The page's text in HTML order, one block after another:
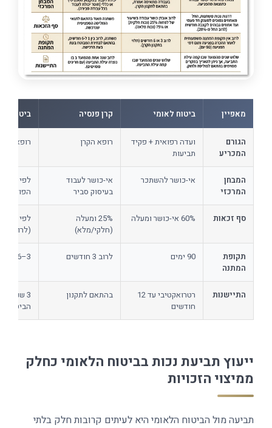
מאפיין ביטוח לאומי קרן פנסיה ביטוח
הגורם
המכריע
ועדה רפואית + פקיד
תביעות
רופא הקרן רופא
המבחן
המרכזי
אי-כושר להשתכר
אי-כושר לעבוד
בעיסוק סביר
לפי
הפוליסה
סף זכאות 60% אי-כושר ומעלה
25% ומעלה
(חלקי/מלא)
לפי
(לרוב 75%)
תקופת
המתנה
90 ימים לרוב 3 חודשים 3–6 חודשים
התיישנות
רטרואקטיבי עד 12
חודשים
בהתאם לתקנון
3 שנים
הביטוח
ייעוץ תביעת נכות בביטוח הלאומי כחלק
ממיצוי הזכויות
תביעה מול הביטוח הלאומי היא לעיתים קרובות חלק בלתי